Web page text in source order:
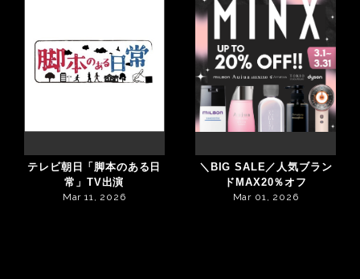
テレビ朝日「脚本のある日
常」TV出演
Mar 11, 2026
＼BIG SALE／人気ブラン
ドMAX20％オフ
Mar 01, 2026